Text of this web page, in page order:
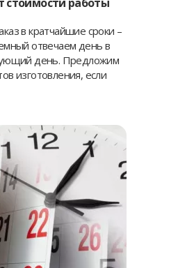
в кратчайшие сроки –
отвечаем день в
день. Предложим
изготовления, если